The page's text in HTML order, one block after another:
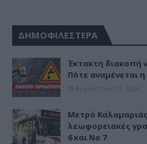
ΔΗΜΟΦΙΛΕΣΤΕΡΑ
Έκτακτη διακοπή
Πότε αναμένεται
Μετρό
λεωφορειακές
6 και Νο 7